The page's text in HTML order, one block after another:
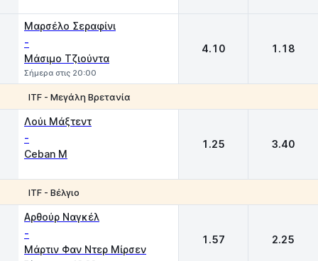
Μαρσέλο Σεραφίνι
-
Μάσιμο Τζιούντα
Σήμερα στις 20:00
4.10 1.18
ITF - Μεγάλη Βρετανία
Λούι Μάξτεντ
-
Ceban M
1.25 3.40
ITF - Βέλγιο
Αρθούρ Ναγκέλ
-
Μάρτιν Φαν Ντερ Μίρσεν
1.57 2.25